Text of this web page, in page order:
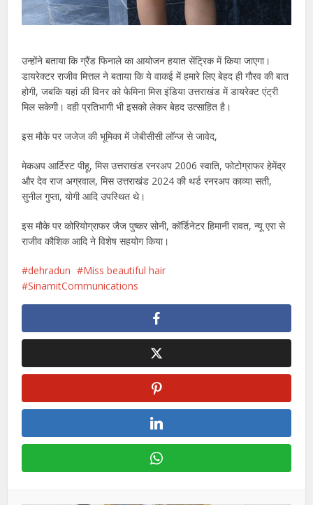
उन्होंने बताया कि ग्रैंड फिनाले का आयोजन हयात सेंट्रिक में किया जाएगा।
डायरेक्टर राजीव मित्तल ने बताया कि ये वाकई में हमारे लिए बेहद ही गौरव की बात
होगी, जबकि यहां की विनर को फेमिना मिस इंडिया उत्तराखंड में डायरेक्ट एंट्री
मिल सकेगी। वही प्रतिभागी भी इसको लेकर बेहद उत्साहित है।
इस मौके पर जजेज की भूमिका में जेबीसीसी लॉन्ज से जावेद,
मेकअप आर्टिस्ट पीहू, मिस उत्तराखंड रनरअप 2006 स्वाति, फोटोग्राफर हेमेंद्र
और देव राज अग्रवाल, मिस उत्तराखंड 2024 की थर्ड रनरअप काव्या सती,
सुनील गुप्ता, योगी आदि उपस्थित थे।
इस मौके पर कोरियोग्राफर जैज पुष्कर सोनी, कॉर्डिनेटर हिमानी रावत, न्यू एरा से
राजीव कौशिक आदि ने विशेष सहयोग किया।
dehradun
Miss beautiful hair
SinamitCommunications